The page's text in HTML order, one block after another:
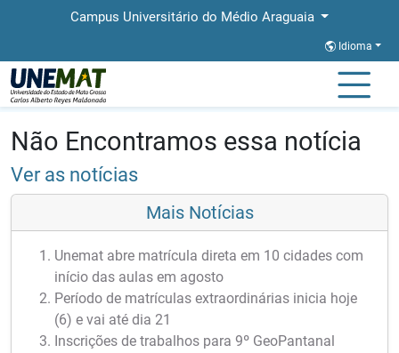
Campus Universitário do Médio Araguaia
Idioma
Página Inicial
Não Encontramos essa notícia
Ver as notícias
Mais Notícias
Unemat abre matrícula direta em 10 cidades com
início das aulas em agosto
Período de matrículas extraordinárias inicia hoje
(6) e vai até dia 21
Inscrições de trabalhos para 9º GeoPantanal